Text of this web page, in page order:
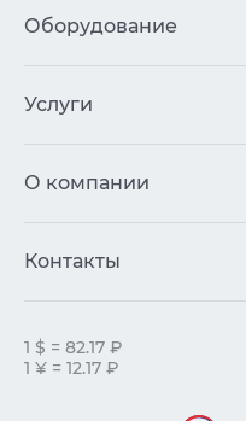
Оборудование
Услуги
О компании
Контакты
1 $ = 82.17 ₽
1 ¥ = 12.17 ₽